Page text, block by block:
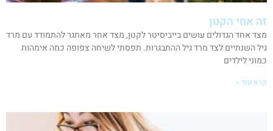
זה אחי הקטן
מצד אחד הגדולים עושים בייביסיטר לקטן, מצד אחר מאתגר להתמודד עם מרד
גיל השנתיים לצד מרד גיל ההתבגרות. תפסתי לשיחה צפופה כמה אימהות
כמוני לילדים
קרא עוד »